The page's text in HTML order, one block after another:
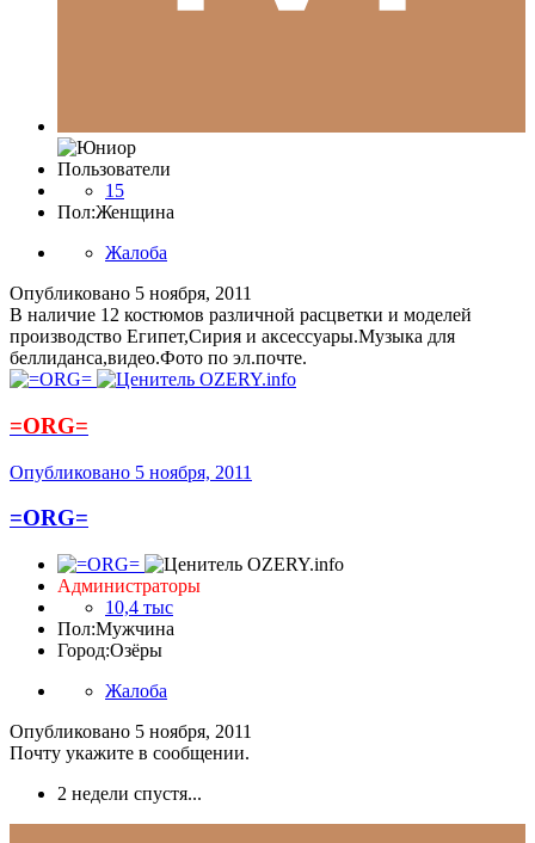
Пользователи
15
Пол:Женщина
Жалоба
Опубликовано 5 ноября, 2011
В наличие 12 костюмов различной расцветки и моделей
производство Египет,Сирия и аксессуары.Музыка для
беллиданса,видео.Фото по эл.почте.
=ORG=
Опубликовано 5 ноября, 2011
=ORG=
Администраторы
10,4 тыс
Пол:Мужчина
Город:Озёры
Жалоба
Опубликовано 5 ноября, 2011
Почту укажите в сообщении.
2 недели спустя...